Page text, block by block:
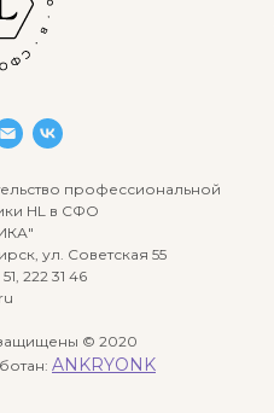
профессиональной
HL в СФО
ул. Советская 55
222 31 46
© 2020
ANKRYONK